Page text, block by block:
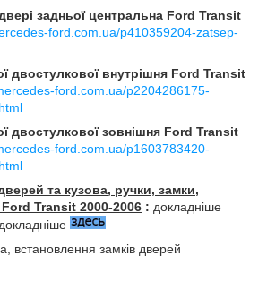
задньої центральна Ford Transit
ford.com.ua/p410359204-zatsep-
двостулкової внутрішня Ford Transit
ford.com.ua/p2204286175-
двостулкової зовнішня Ford Transit
ford.com.ua/p1603783420-
та кузова, ручки, замки,
Ford Transit 2000-2006 : докладніше
встановлення замків дверей